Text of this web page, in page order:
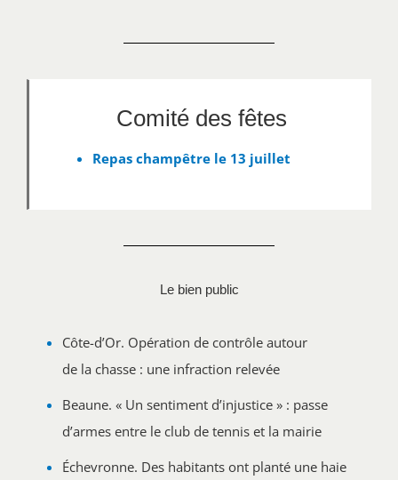
Comité des fêtes
Repas champêtre le 13 juillet
Le bien public
Côte-d’Or. Opération de contrôle autour
de la chasse : une infraction relevée
Beaune. « Un sentiment d’injustice » : passe
d’armes entre le club de tennis et la mairie
Échevronne. Des habitants ont planté une haie